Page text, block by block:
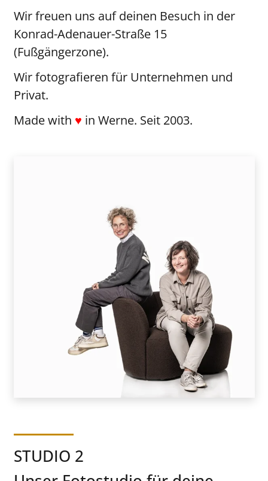
Wir freuen uns auf deinen Besuch in der
Konrad-Adenauer-Straße 15
(Fußgängerzone).
Wir fotografieren für Unternehmen und
Privat.
Made with ♥ in Werne. Seit 2003.
STUDIO 2